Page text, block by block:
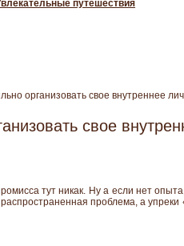
путешествия
организовать свое внутреннее
свое
тут никак. Ну а если нет
проблема, а упреки